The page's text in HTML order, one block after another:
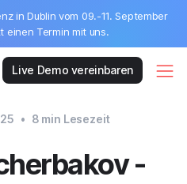
in Dublin vom 09.-11. September
einen Termin mit uns.
Live Demo vereinbaren
• 8 min Lesezeit
-